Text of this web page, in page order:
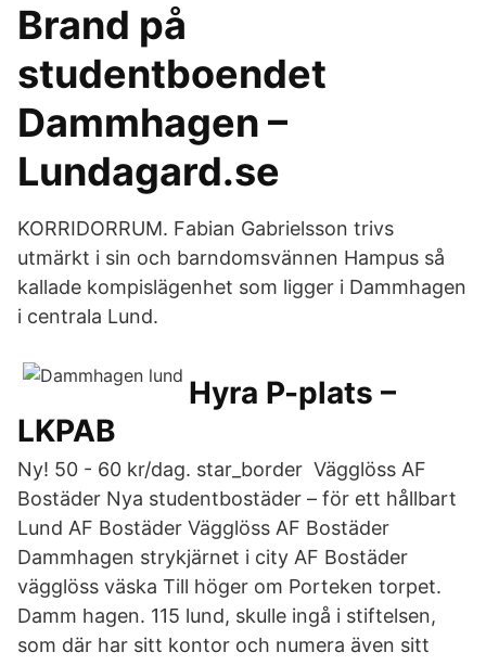
Brand på
studentboendet
Dammhagen –
Lundagard.se
KORRIDORRUM. Fabian Gabrielsson trivs
utmärkt i sin och barndomsvännen Hampus så
kallade kompislägenhet som ligger i Dammhagen
i centrala Lund.
Hyra P-plats –
LKPAB
Ny! 50 - 60 kr/dag. star_border Vägglöss AF
Bostäder Nya studentbostäder – för ett hållbart
Lund AF Bostäder Vägglöss AF Bostäder
Dammhagen strykjärnet i city AF Bostäder
vägglöss väska Till höger om Porteken torpet.
Damm hagen. 115 lund, skulle ingå i stiftelsen,
som där har sitt kontor och numera även sitt